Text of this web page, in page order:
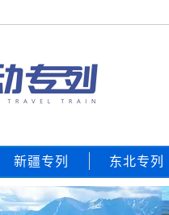
新疆专列 东北专列